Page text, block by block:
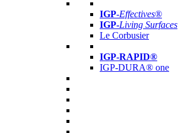
IGP-Effectives®
IGP-Living Surfaces
Le Corbusier
IGP-RAPID®
IGP-DURA® one